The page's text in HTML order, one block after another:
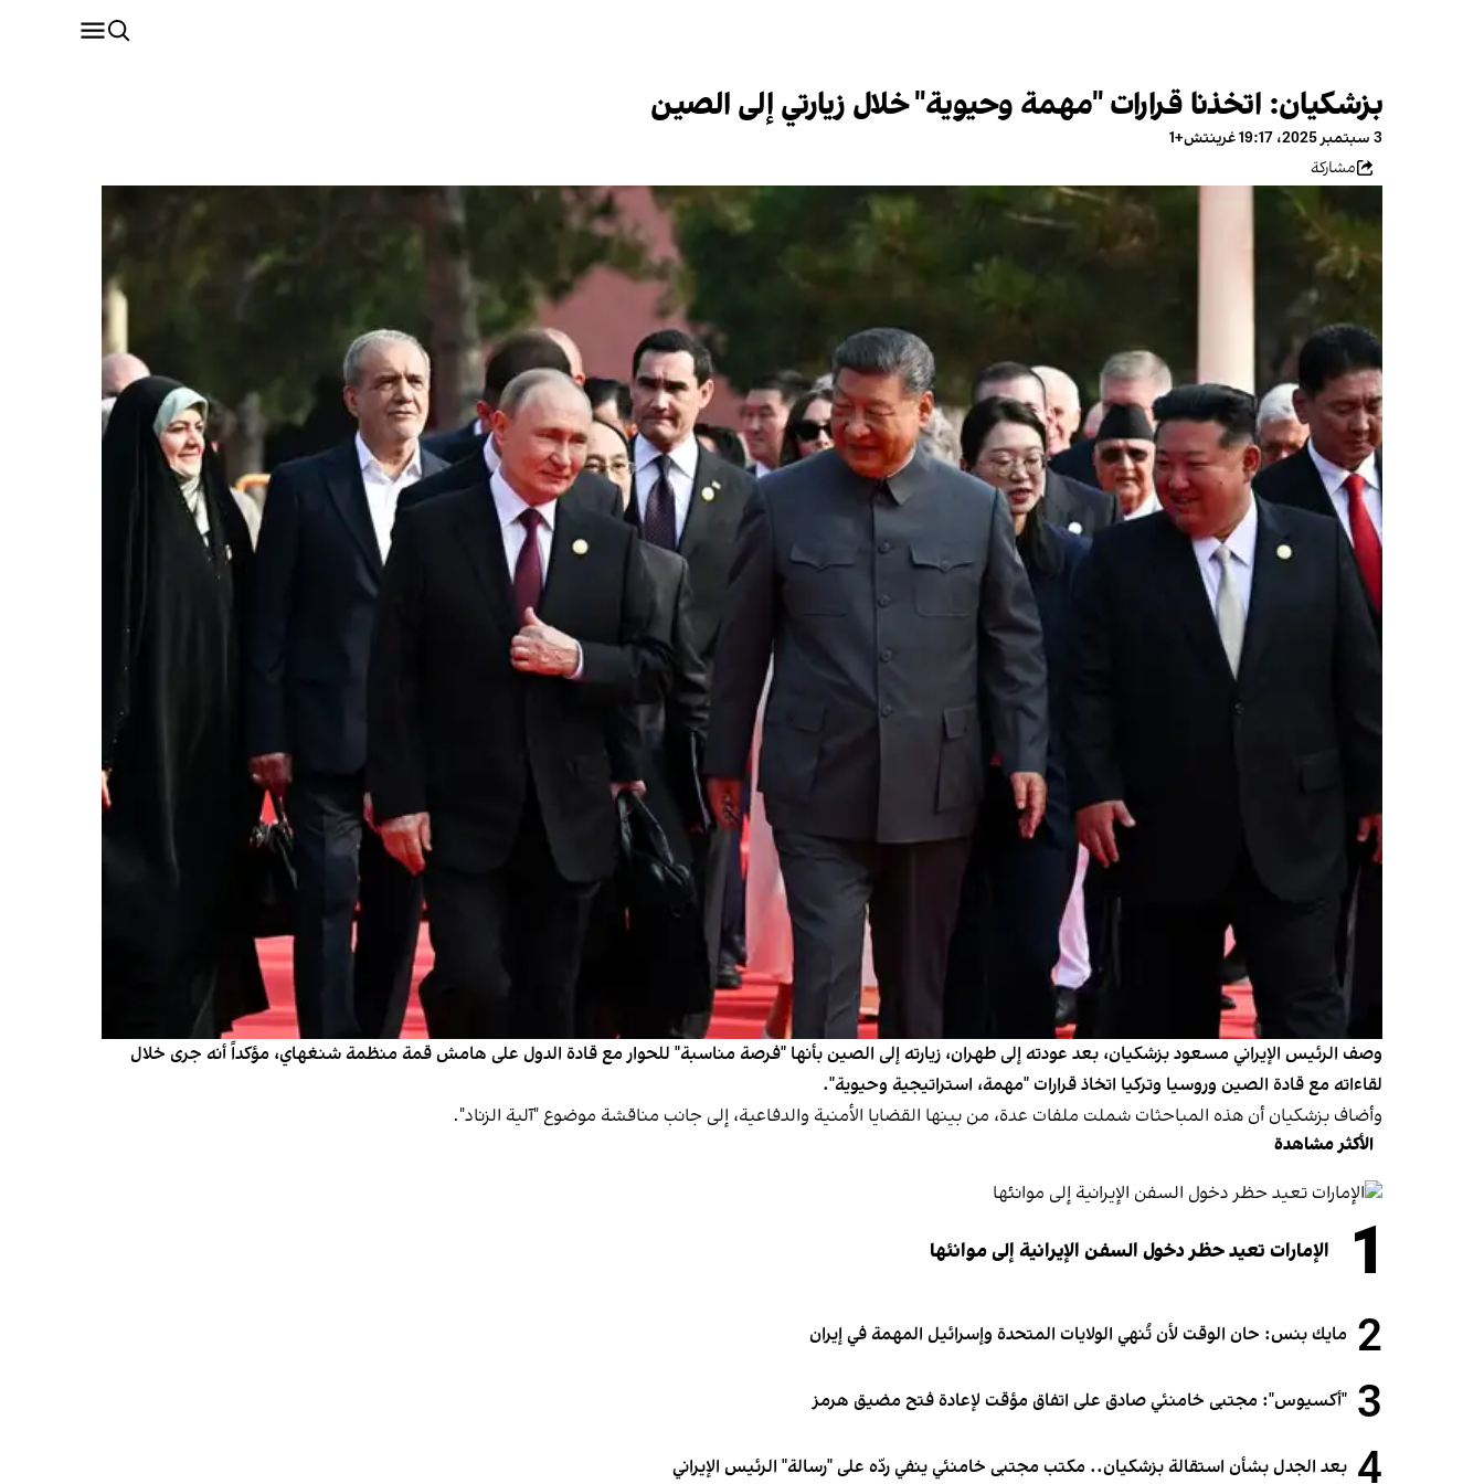
بزشکیان: اتخذنا قرارات "مهمة وحيوية" خلال زيارتي إلى الصين
3 سبتمبر 2025، 19:17 غرينتش+1
مشاركة
وصف الرئيس الإيراني مسعود بزشکیان، بعد عودته إلى طهران، زيارته إلى الصين بأنها "فرصة مناسبة" للحوار مع قادة الدول على هامش قمة منظمة شنغهاي، مؤكداً أنه جرى خلال
لقاءاته مع قادة الصين وروسيا وتركيا اتخاذ قرارات "مهمة، استراتيجية وحيوية".
وأضاف بزشکیان أن هذه المباحثات شملت ملفات عدة، من بينها القضايا الأمنية والدفاعية، إلى جانب مناقشة موضوع "آلية الزناد".
الأكثر مشاهدة
1 الإمارات تعيد حظر دخول السفن الإيرانية إلى موانئها
2 مايك بنس: حان الوقت لأن تُنهي الولايات المتحدة وإسرائيل المهمة في إيران
3 "أكسيوس": مجتبى خامنئي صادق على اتفاق مؤقت لإعادة فتح مضيق هرمز
بعد الجدل بشأن استقالة بزشكيان.. مكتب مجتبى خامنئي ينفي ردّه على "رسالة" الرئيس الإيراني